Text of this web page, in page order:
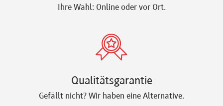
Ihre Wahl: Online oder vor Ort.
Qualitätsgarantie
Gefällt nicht? Wir haben eine Alternative.